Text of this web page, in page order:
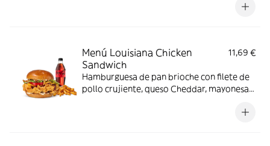
Menú Louisiana Chicken
Sandwich
11,69 €
Hamburguesa de pan brioche con filete de
pollo crujiente, queso Cheddar, mayonesa,